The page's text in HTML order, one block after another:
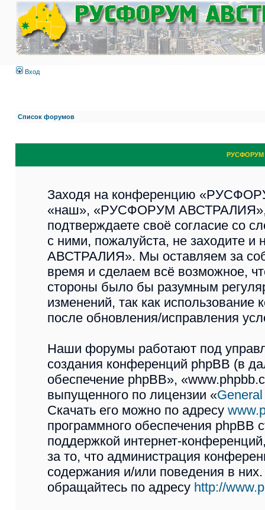
Вход
Список форумов
РУСФОРУМ
Заходя на конференцию
«наш», «РУСФОРУМ АВСТРАЛИЯ»,
подтверждаете своё согласие со
с ними, пожалуйста, не заходите
АВСТРАЛИЯ». Мы оставляем за
время и сделаем всё возможное,
стороны было бы разумным
изменений, так как
после обновления/исправления
Наши форумы работают под
создания конференций phpBB (в
обеспечение phpBB»,
выпущенного по лицензии «
Скачать его можно по адресу
программного обеспечения phpBB
поддержкой интернет-
за то, что администрация
содержания и/или поведения в
обращайтесь по адресу http://